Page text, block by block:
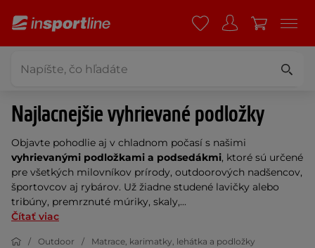
Najlacnejšie vyhrievané podložky
Objavte pohodlie aj v chladnom počasí s našimi
vyhrievanými podložkami a podsedákmi, ktoré sú určené
pre všetkých milovníkov prírody, outdoorových nadšencov,
športovcov aj rybárov. Už žiadne studené lavičky alebo
tribúny, premrznuté múriky, skaly,...
Čítať viac
Outdoor Matrace, karimatky, lehátka a podložky